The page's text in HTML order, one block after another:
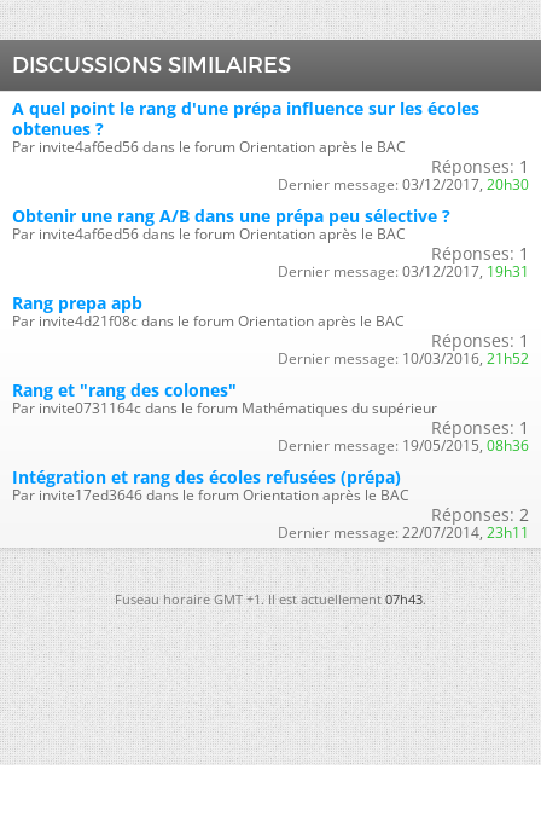
DISCUSSIONS SIMILAIRES
A quel point le rang d'une prépa influence sur les écoles
obtenues ?
Par invite4af6ed56 dans le forum Orientation après le BAC
Réponses: 1
Dernier message: 03/12/2017, 20h30
Obtenir une rang A/B dans une prépa peu sélective ?
Par invite4af6ed56 dans le forum Orientation après le BAC
Réponses: 1
Dernier message: 03/12/2017, 19h31
Rang prepa apb
Par invite4d21f08c dans le forum Orientation après le BAC
Réponses: 1
Dernier message: 10/03/2016, 21h52
Rang et "rang des colones"
Par invite0731164c dans le forum Mathématiques du supérieur
Réponses: 1
Dernier message: 19/05/2015, 08h36
Intégration et rang des écoles refusées (prépa)
Par invite17ed3646 dans le forum Orientation après le BAC
Réponses: 2
Dernier message: 22/07/2014, 23h11
Fuseau horaire GMT +1. Il est actuellement07h43.